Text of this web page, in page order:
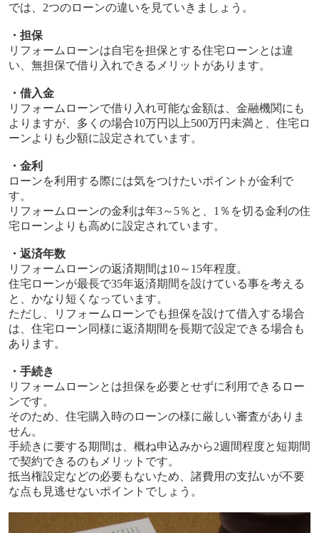
では、 2つのローンの違いを見ていきましょう。
・担保
リフォームローンは自宅を担保とする住宅ローンとは違
い、無担保で借り入れできるメリットがあります。
・借入金
リフォームローンで借り入れ可能な金額は、金融機関にも
よりますが、多くの場合10万円以上500万円未満と、住宅ロ
ーンよりも少額に設定されています。
・金利
ローンを利用する際には気をつけたいポイントが金利で
す。
リフォームローンの金利は年3～ 5％と、 1 ％を切る金利の住
宅ローンよりも高めに設定されています。
・返済年数
リフォームローンの返済期間は10～ 15年程度。
住宅ローンが最長で35年返済期間を設けている事を考える
と、かなり短くなっています。
ただし、リフォームローンでも担保を設けて借入する場合
は、住宅ローン同様に返済期間を長期で設定できる場合も
あります。
・手続き
リフォームローンとは担保を必要とせずに利用できるロー
ンです。
そのため、住宅購入時のローンの様に厳しい審査がありま
せん。
手続きに要する期間は、概ね申込みから2週間程度と短期間
で契約できるのもメリットです。
抵当権設定などの必要もないため、諸費用の支払いが不要
な点も見逃せないポイントでしょう。